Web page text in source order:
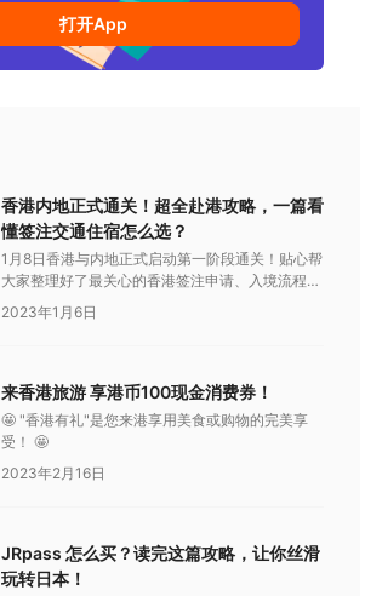
打开App
香港内地正式通关！超全赴港攻略，一篇看
懂签注交通住宿怎么选？
1月8日香港与内地正式启动第一阶段通关！贴心帮
大家整理好了最关心的香港签注申请、入境流程时
间以及抵达后的应该这么玩。赶紧带上攻略，跟着
KLOOK客路一起去玩吧！
2023年1月6日
来香港旅游 享港币100现金消费券！
🤩 "香港有礼"是您来港享用美食或购物的完美享
受！ 🤩
2023年2月16日
JRpass 怎么买？读完这篇攻略，让你丝滑
玩转日本！